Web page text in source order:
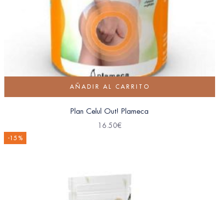
AÑADIR AL CARRITO
Plan Celul Out! Plameca
16.50€
-15 %